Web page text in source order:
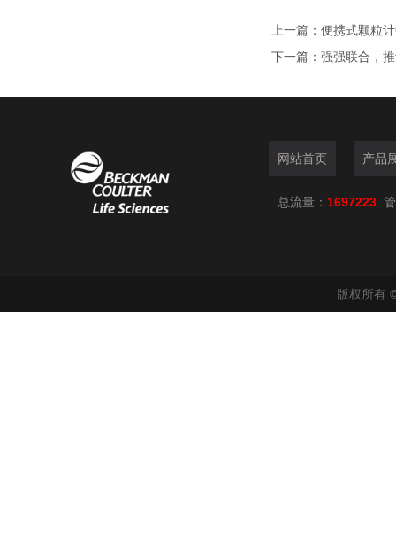
上一篇： 便携式颗粒
下一篇： 强强联合，
网站首页 产品
总流量： 1697223
版权所有